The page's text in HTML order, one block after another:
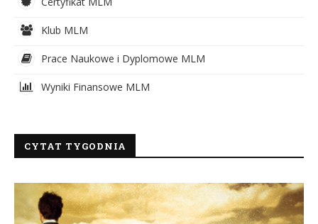
Klub MLM
Prace Naukowe i Dyplomowe MLM
Wyniki Finansowe MLM
CYTAT TYGODNIA